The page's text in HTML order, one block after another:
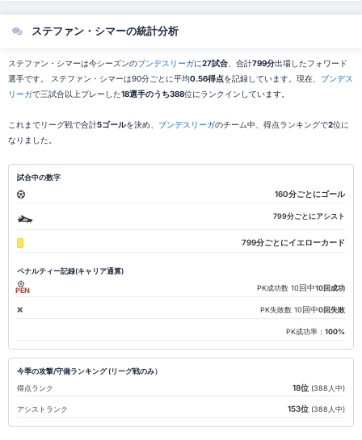
ステファン・シマーの統計分析
ステファン・シマーは今シーズンのブンデスリーガに27試合、合計799分出場したフォワード
選手です。 ステファン・シマーは90分ごとに平均0.56得点を記録しています。現在、 ブンデス
リーガで三試合以上プレーした18選手のうち388位にランクインしています。
これまでリーグ戦で合計5ゴールを決め、 ブンデスリーガのチーム中、得点ランキングで2位に
なりました。
試合中の数字
160分ごとにゴール
799分ごとにアシスト
799分ごとにイエローカード
ペナルティー記録(キャリア通算)
PEN PK成功数 10 回中10回成功
PK失敗数 10回中0回失敗
PK成功率：100%
今季の攻撃/守備ランキング (リーグ戦のみ）
得点ランク
18位 (388人中)
アシストランク 153位 (388人中)